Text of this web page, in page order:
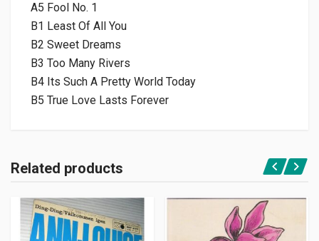
A5 Fool No. 1
B1 Least Of All You
B2 Sweet Dreams
B3 Too Many Rivers
B4 Its Such A Pretty World Today
B5 True Love Lasts Forever
Related products